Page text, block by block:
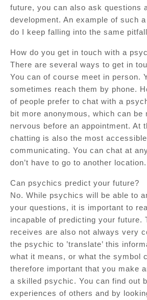
future, you can also ask questions
development. An example of such
do I keep falling into the same
How do you get in touch with a
There are several ways to get in
You can of course meet in person.
sometimes reach them by phone.
of people prefer to chat with a
bit more anonymous, which can be
nervous before an appointment. At
chatting is also the most
communicating. You can chat at
don’t have to go to another location.
Can psychics predict your future?
No. While psychics will be able to
your questions, it is important to
incapable of predicting your future.
receives are also not always very
the psychic to ’translate’ this
what it means, or what the symbol
therefore important that you make
a skilled psychic. You can find out
experiences of others and by